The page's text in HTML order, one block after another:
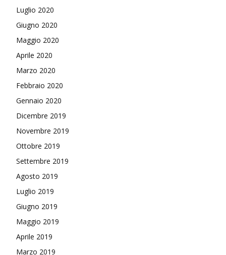
Luglio 2020
Giugno 2020
Maggio 2020
Aprile 2020
Marzo 2020
Febbraio 2020
Gennaio 2020
Dicembre 2019
Novembre 2019
Ottobre 2019
Settembre 2019
Agosto 2019
Luglio 2019
Giugno 2019
Maggio 2019
Aprile 2019
Marzo 2019